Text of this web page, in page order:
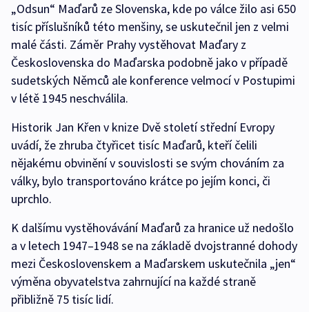
„Odsun“ Maďarů ze Slovenska, kde po válce žilo asi 650
tisíc příslušníků této menšiny, se uskutečnil jen z velmi
malé části. Záměr Prahy vystěhovat Maďary z
Československa do Maďarska podobně jako v případě
sudetských Němců ale konference velmocí v Postupimi
v létě 1945 neschválila.
Historik Jan Křen v knize Dvě století střední Evropy
uvádí, že zhruba čtyřicet tisíc Maďarů, kteří čelili
nějakému obvinění v souvislosti se svým chováním za
války, bylo transportováno krátce po jejím konci, či
uprchlo.
K dalšímu vystěhovávání Maďarů za hranice už nedošlo
a v letech 1947–1948 se na základě dvojstranné dohody
mezi Československem a Maďarskem uskutečnila „jen“
výměna obyvatelstva zahrnující na každé straně
přibližně 75 tisíc lidí.